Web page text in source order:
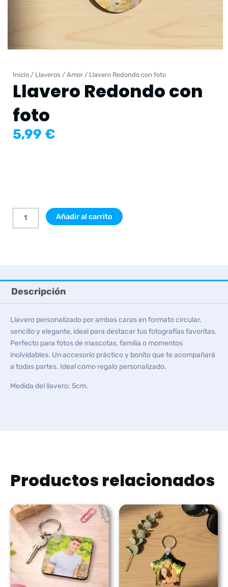
Inicio / Llaveros / Amor / Llavero Redondo con foto
Llavero Redondo con
foto
5,99 €
Añadir al carrito
Descripción
Llavero personalizado por ambas caras en formato circular,
sencillo y elegante, ideal para destacar tus fotografías favoritas.
Perfecto para fotos de mascotas, familia o momentos
inolvidables. Un accesorio práctico y bonito que te acompañará
a todas partes. Ideal como regalo personalizado.
Medida del llavero: 5cm.
Productos relacionados